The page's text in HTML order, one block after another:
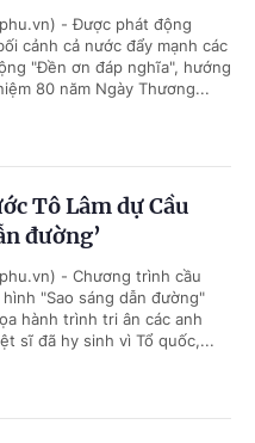
- Được phát động
cảnh cả nước đẩy mạnh các
"Đền ơn đáp nghĩa", hướng
80 năm Ngày Thương...
Tô Lâm dự Cầu
đường’
- Chương trình cầu
"Sao sáng dẫn đường"
hành trình tri ân các anh
sĩ đã hy sinh vì Tổ quốc,...